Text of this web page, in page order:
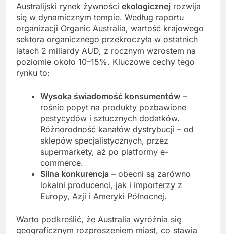
Australijski rynek żywności ekologicznej rozwija
się w dynamicznym tempie. Według raportu
organizacji Organic Australia, wartość krajowego
sektora organicznego przekroczyła w ostatnich
latach 2 miliardy AUD, z rocznym wzrostem na
poziomie około 10–15%. Kluczowe cechy tego
rynku to:
Wysoka świadomość konsumentów –
rośnie popyt na produkty pozbawione
pestycydów i sztucznych dodatków.
Różnorodność kanałów dystrybucji – od
sklepów specjalistycznych, przez
supermarkety, aż po platformy e-
commerce.
Silna konkurencja – obecni są zarówno
lokalni producenci, jak i importerzy z
Europy, Azji i Ameryki Północnej.
Warto podkreślić, że Australia wyróżnia się
geograficznym rozproszeniem miast, co stawia